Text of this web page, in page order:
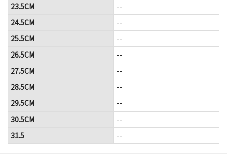
23.5CM
--
24.5CM
--
25.5CM
--
26.5CM
--
27.5CM
--
28.5CM
--
29.5CM
--
30.5CM
--
31.5
--